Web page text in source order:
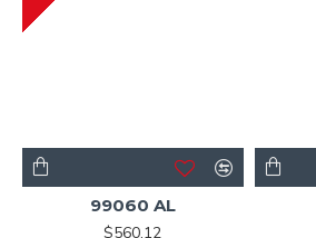
99060 AL
$560.12